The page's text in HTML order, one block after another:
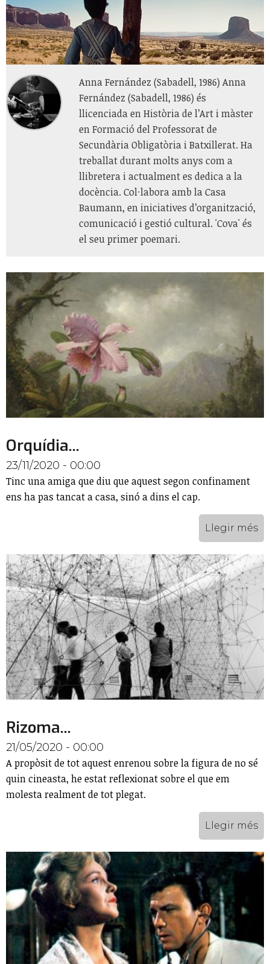
Anna Fernández (Sabadell, 1986) Anna
Fernández (Sabadell, 1986) és
llicenciada en Història de l’Art i màster
en Formació del Professorat de
Secundària Obligatòria i Batxillerat. Ha
treballat durant molts anys com a
llibretera i actualment es dedica a la
docència. Col·labora amb la Casa
Baumann, en iniciatives d’organització,
comunicació i gestió cultural. 'Cova' és
el seu primer poemari.
Orquídia...
23/11/2020 - 00:00
Tinc una amiga que diu que aquest segon confinament
ens ha pas tancat a casa, sinó a dins el cap.
Llegir més
Rizoma...
21/05/2020 - 00:00
A propòsit de tot aquest enrenou sobre la figura de no sé
quin cineasta, he estat reflexionat sobre el que em
molesta realment de tot plegat.
Llegir més